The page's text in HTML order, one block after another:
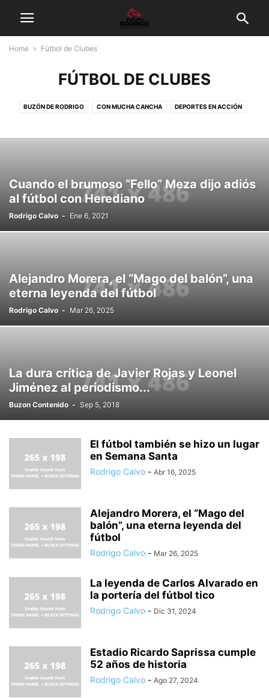
Home Fútbol de Clubes
FÚTBOL DE CLUBES
BUZÓN DE RODRIGO CON MUCHA CANCHA DEPORTES EN ACCIÓN
FUERA DE JUEGO FÚTBOL DE CLUBES FÚTBOL FEMENINO
PALCO DE PRENSA TELESCOPIO
Cuando el brumoso “Fello” Meza dijo adiós
al fútbol con Herediano
Rodrigo Calvo - Ene 6, 2021
Alejandro Morera, el “Mago del balón”, una
eterna leyenda del fútbol
Rodrigo Calvo - Mar 26, 2025
La dura crítica de Javier Rojas y Leonel
Jiménez al periodismo...
Buzon Contenido - Sep 5, 2018
El fútbol también se hizo un lugar
en Semana Santa
Rodrigo Calvo - Abr 16, 2025
Alejandro Morera, el “Mago del
balón”, una eterna leyenda del
fútbol
Rodrigo Calvo - Mar 26, 2025
La leyenda de Carlos Alvarado en
la portería del fútbol tico
Rodrigo Calvo - Dic 31, 2024
Estadio Ricardo Saprissa cumple
52 años de historia
Rodrigo Calvo - Ago 27, 2024